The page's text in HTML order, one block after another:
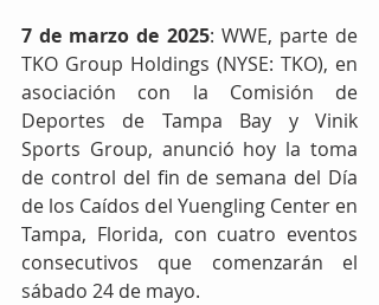
7 de marzo de 2025: WWE, parte de
TKO Group Holdings (NYSE: TKO), en
asociación con la Comisión de
Deportes de Tampa Bay y Vinik
Sports Group, anunció hoy la toma
de control del fin de semana del Día
de los Caídos del Yuengling Center en
Tampa, Florida, con cuatro eventos
consecutivos que comenzarán el
sábado 24 de mayo.